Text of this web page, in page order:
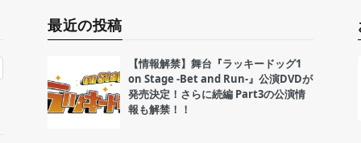
最近の投稿
【情報解禁】舞台『ラッキードッグ1
on Stage -Bet and Run-』公演DVDが
発売決定！さらに続編 Part3の公演情
報も解禁！！